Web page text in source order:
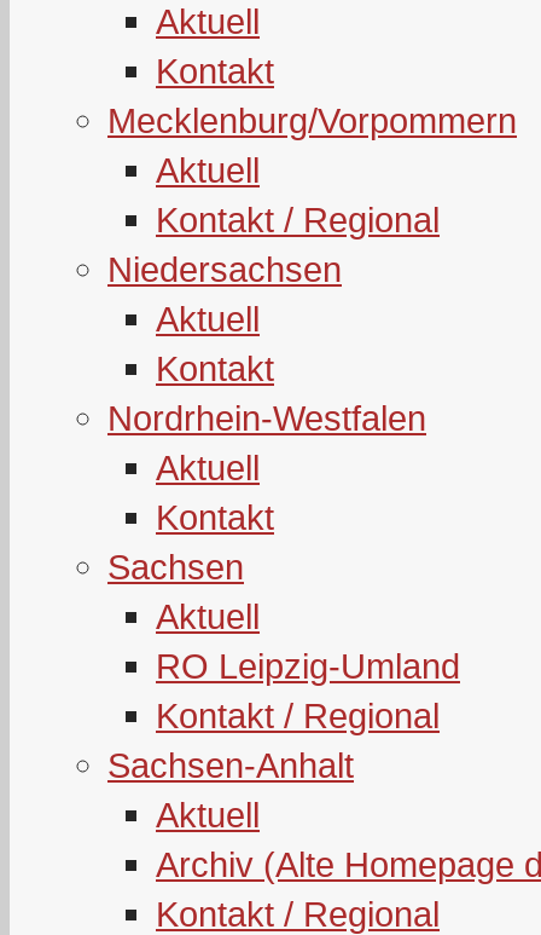
Aktuell
Kontakt
Mecklenburg/Vorpommern
Aktuell
Kontakt / Regional
Niedersachsen
Aktuell
Kontakt
Nordrhein-Westfalen
Aktuell
Kontakt
Sachsen
Aktuell
RO Leipzig-Umland
Kontakt / Regional
Sachsen-Anhalt
Aktuell
Archiv (Alte Homepage
Kontakt / Regional